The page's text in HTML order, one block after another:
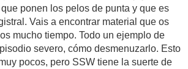
ponen los pelos de punta y que es
Vais a encontrar material que os
mucho tiempo. Todo un ejemplo de
severo, cómo desmenuzarlo. Esto
pocos, pero SSW tiene la suerte de